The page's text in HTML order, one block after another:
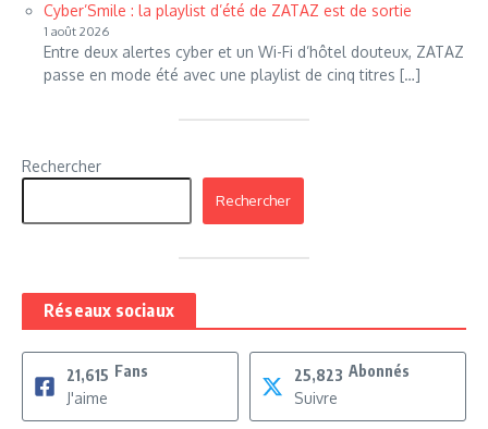
Cyber’Smile : la playlist d’été de ZATAZ est de sortie
1 août 2026
Entre deux alertes cyber et un Wi-Fi d’hôtel douteux, ZATAZ
passe en mode été avec une playlist de cinq titres […]
Rechercher
Rechercher
Réseaux sociaux
21,615 Fans
J'aime
25,823 Abonnés
Suivre